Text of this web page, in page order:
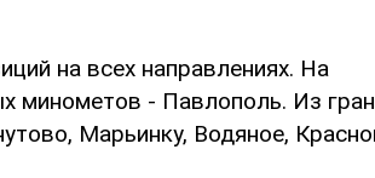
на всех направлениях. На
минометов - Павлополь. Из
Марьинку, Водяное,